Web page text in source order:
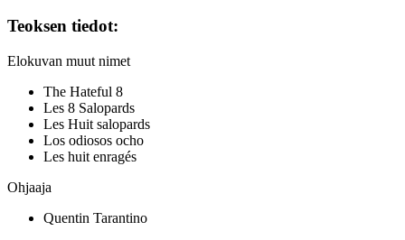
Teoksen tiedot:
Elokuvan muut nimet
The Hateful 8
Les 8 Salopards
Les Huit salopards
Los odiosos ocho
Les huit enragés
Ohjaaja
Quentin Tarantino